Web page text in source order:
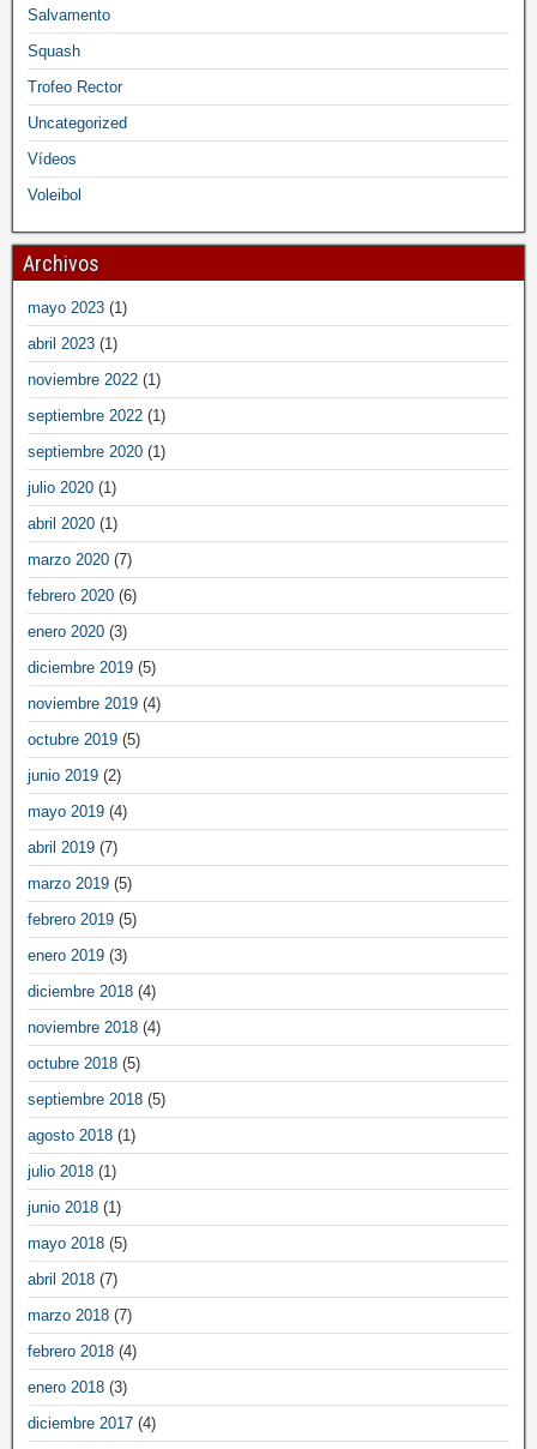
Salvamento
Squash
Trofeo Rector
Uncategorized
Vídeos
Voleibol
Archivos
mayo 2023 (1)
abril 2023 (1)
noviembre 2022 (1)
septiembre 2022 (1)
septiembre 2020 (1)
julio 2020 (1)
abril 2020 (1)
marzo 2020 (7)
febrero 2020 (6)
enero 2020 (3)
diciembre 2019 (5)
noviembre 2019 (4)
octubre 2019 (5)
junio 2019 (2)
mayo 2019 (4)
abril 2019 (7)
marzo 2019 (5)
febrero 2019 (5)
enero 2019 (3)
diciembre 2018 (4)
noviembre 2018 (4)
octubre 2018 (5)
septiembre 2018 (5)
agosto 2018 (1)
julio 2018 (1)
junio 2018 (1)
mayo 2018 (5)
abril 2018 (7)
marzo 2018 (7)
febrero 2018 (4)
enero 2018 (3)
diciembre 2017 (4)